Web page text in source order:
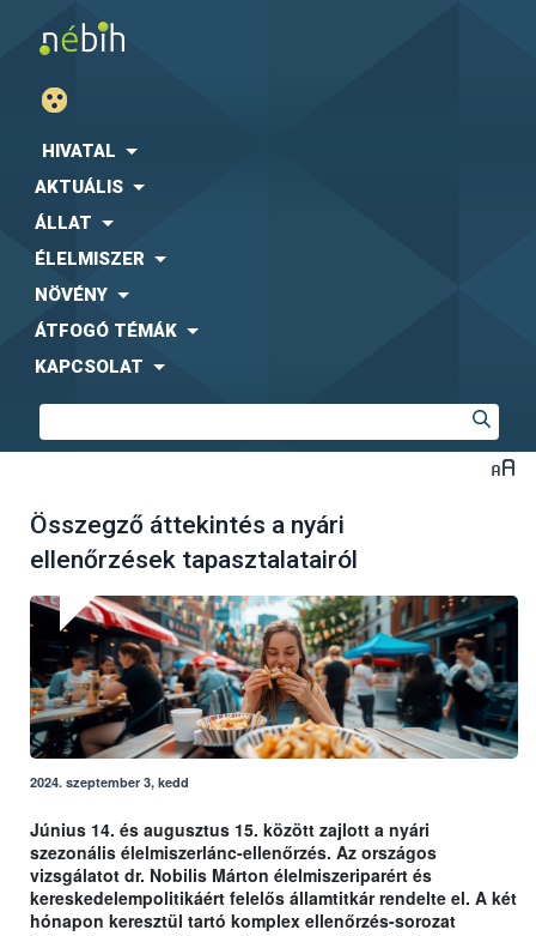
HIVATAL
AKTUÁLIS
ÁLLAT
ÉLELMISZER
NÖVÉNY
ÁTFOGÓ TÉMÁK
KAPCSOLAT
Összegző áttekintés a nyári
ellenőrzések tapasztalatairól
2024. szeptember 3, kedd
Június 14. és augusztus 15. között zajlott a nyári
szezonális élelmiszerlánc-ellenőrzés. Az országos
vizsgálatot dr. Nobilis Márton élelmiszeriparért és
kereskedelempolitikáért felelős államtitkár rendelte el. A két
hónapon keresztül tartó komplex ellenőrzés-sorozat